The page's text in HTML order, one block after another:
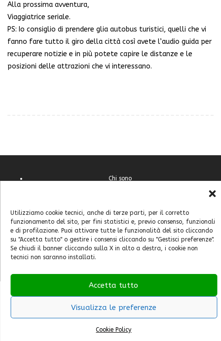
Utilizziamo cookie tecnici, anche di terze parti, per il corretto
funzionamento del sito, per fini statistici e, previo consenso, funzionali
e di profilazione. Puoi attivare tutte le funzionalità del sito cliccando
su "Accetta tutto" o gestire i consensi cliccando su "Gestisci preferenze".
Se chiudi il banner cliccando sulla X in alto a destra, i cookie non
tecnici non saranno installati.
Accetta tutto
Visualizza le preferenze
Cookie Policy
Alla prossima avventura,
Viaggiatrice seriale.
PS: Io consiglio di prendere glia autobus turistici, quelli che vi
fanno fare tutto il giro della città così avete l’audio guida per
recuperare notizie e in più potete capire le distanze e le
posizioni delle attrazioni che vi interessano.
Chi sono
Feste e sagre
Home
Italia
Mondo